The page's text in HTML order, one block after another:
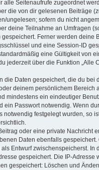
alle Seitenaufrufe zugeordnet
die von dir gelesenen Beiträge
ungelesen; sofern du nicht
deine Teilnahme an Umfragen
Ferner werden deine
und eine Session-ID
eine Gültigkeit von
jederzeit über die Funktion „Alle
die Daten gespeichert, die du bei
deinem persönlichem Bereich
mindestens ein eindeutiger
ein Passwort notwendig. Wenn
notwendig festgelegt wurden, so
oder eine private Nachricht
Daten ebenfalls gespeichert.
Entwurf zwischenspeicherst. In
gespeichert. Die IP-Adresse
gespeichert: Löschen und